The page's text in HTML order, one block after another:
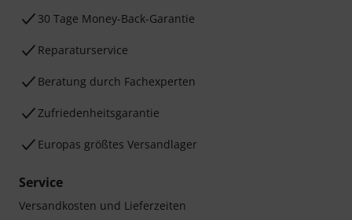
30 Tage Money-Back-Garantie
Reparaturservice
Beratung durch Fachexperten
Zufriedenheitsgarantie
Europas größtes Versandlager
Service
Versandkosten und Lieferzeiten